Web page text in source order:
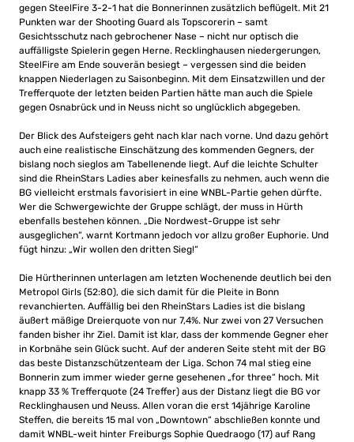
gegen SteelFire 3-2-1 hat die Bonnerinnen zusätzlich beflügelt. Mit 21
Punkten war der Shooting Guard als Topscorerin – samt
Gesichtsschutz nach gebrochener Nase – nicht nur optisch die
auffälligste Spielerin gegen Herne. Recklinghausen niedergerungen,
SteelFire am Ende souverän besiegt – vergessen sind die beiden
knappen Niederlagen zu Saisonbeginn. Mit dem Einsatzwillen und der
Trefferquote der letzten beiden Partien hätte man auch die Spiele
gegen Osnabrück und in Neuss nicht so unglücklich abgegeben.
Der Blick des Aufsteigers geht nach klar nach vorne. Und dazu gehört
auch eine realistische Einschätzung des kommenden Gegners, der
bislang noch sieglos am Tabellenende liegt. Auf die leichte Schulter
sind die RheinStars Ladies aber keinesfalls zu nehmen, auch wenn die
BG vielleicht erstmals favorisiert in eine WNBL-Partie gehen dürfte.
Wer die Schwergewichte der Gruppe schlägt, der muss in Hürth
ebenfalls bestehen können. „Die Nordwest-Gruppe ist sehr
ausgeglichen“, warnt Kortmann jedoch vor allzu großer Euphorie. Und
fügt hinzu: „Wir wollen den dritten Sieg!“
Die Hürtherinnen unterlagen am letzten Wochenende deutlich bei den
Metropol Girls (52:80), die sich damit für die Pleite in Bonn
revanchierten. Auffällig bei den RheinStars Ladies ist die bislang
äußert mäßige Dreierquote von nur 7,4%. Nur zwei von 27 Versuchen
fanden bisher ihr Ziel. Damit ist klar, dass der kommende Gegner eher
in Korbnähe sein Glück sucht. Auf der anderen Seite steht mit der BG
das beste Distanzschützenteam der Liga. Schon 74 mal stieg eine
Bonnerin zum immer wieder gerne gesehenen „for three“ hoch. Mit
knapp 33 % Trefferquote (24 Treffer) aus der Distanz liegt die BG vor
Recklinghausen und Neuss. Allen voran die erst 14jährige Karoline
Steffen, die bereits 15 mal von „Downtown“ abschließen konnte und
damit WNBL-weit hinter Freiburgs Sophie Quedraogo (17) auf Rang